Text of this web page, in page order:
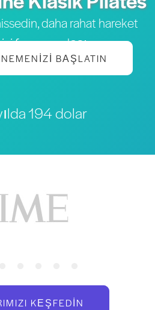
daha rahat hareket
iyi formunaulaşın
BAŞLATIN
194 dolar
KEŞFEDIN